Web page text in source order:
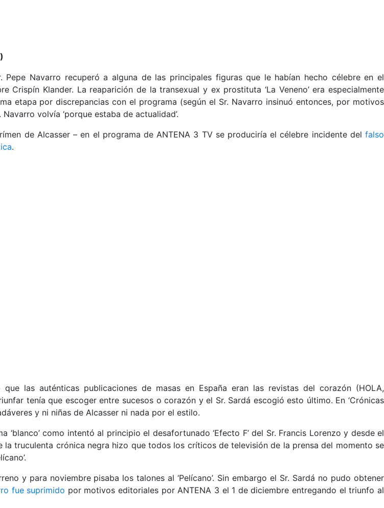
Pepe Navarro recuperó a alguna de las principales figuras que le habían hecho célebre en el
Crispín Klander. La reaparición de la transexual y ex prostituta ‘La Veneno’ era especialmente
etapa por discrepancias con el programa (según el Sr. Navarro insinuó entonces, por motivos
volvía ‘porque estaba de actualidad’.
de Alcasser – en el programa de ANTENA 3 TV se produciría el célebre incidente del falso
.
las auténticas publicaciones de masas en España eran las revistas del corazón (HOLA,
tenía que escoger entre sucesos o corazón y el Sr. Sardá escogió esto último. En ‘Crónicas
y ni niñas de Alcasser ni nada por el estilo.
como intentó al principio el desafortunado ‘Efecto F’ del Sr. Francis Lorenzo y desde el
truculenta crónica negra hizo que todos los críticos de televisión de la prensa del momento se
y para noviembre pisaba los talones al ‘Pelícano’. Sin embargo el Sr. Sardá no pudo obtener
fue suprimido por motivos editoriales por ANTENA 3 el 1 de diciembre entregando el triunfo al